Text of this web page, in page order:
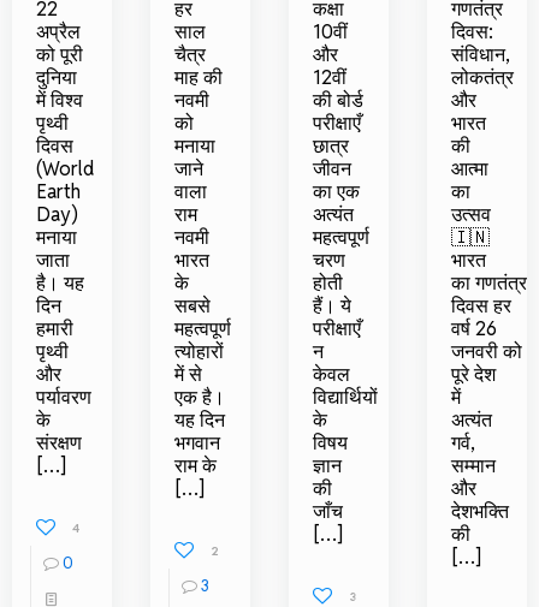
22
अप्रैल
को पूरी
दुनिया
में विश्व
पृथ्वी
दिवस
(World
Earth
Day)
मनाया
जाता
है। यह
दिन
हमारी
पृथ्वी
और
पर्यावरण
के
संरक्षण
[…]
4
0
हर
साल
चैत्र
माह की
नवमी
को
मनाया
जाने
वाला
राम
नवमी
भारत
के
सबसे
महत्वपूर्ण
त्योहारों
में से
एक है।
यह दिन
भगवान
राम के
[…]
2
3
कक्षा
10वीं
और
12वीं
की बोर्ड
परीक्षाएँ
छात्र
जीवन
का एक
अत्यंत
महत्वपूर्ण
चरण
होती
हैं। ये
परीक्षाएँ
न
केवल
विद्यार्थियों
के
विषय
ज्ञान
की
जाँच
[…]
3
गणतंत्र
दिवस:
संविधान,
लोकतंत्र
और
भारत
की
आत्मा
का
उत्सव
🇮🇳
भारत
का गणतंत्र
दिवस हर
वर्ष 26
जनवरी को
पूरे देश
में
अत्यंत
गर्व,
सम्मान
और
देशभक्ति
की
[…]